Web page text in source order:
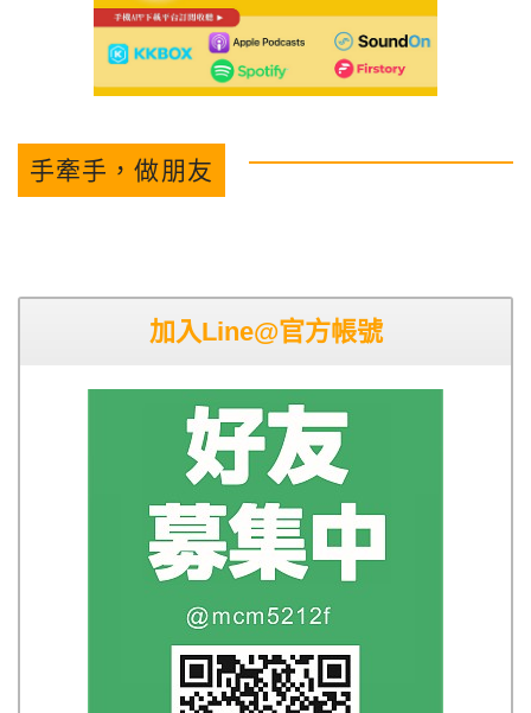
手牽手，做朋友
加入Line@官方帳號